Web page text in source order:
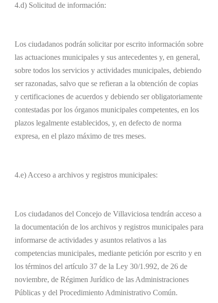
4.d) Solicitud de información:
Los ciudadanos podrán solicitar por escrito información sobre
las actuaciones municipales y sus antecedentes y, en general,
sobre todos los servicios y actividades municipales, debiendo
ser razonadas, salvo que se refieran a la obtención de copias
y certificaciones de acuerdos y debiendo ser obligatoriamente
contestadas por los órganos municipales competentes, en los
plazos legalmente establecidos, y, en defecto de norma
expresa, en el plazo máximo de tres meses.
4.e) Acceso a archivos y registros municipales:
Los ciudadanos del Concejo de Villaviciosa tendrán acceso a
la documentación de los archivos y registros municipales para
informarse de actividades y asuntos relativos a las
competencias municipales, mediante petición por escrito y en
los términos del artículo 37 de la Ley 30/1.992, de 26 de
noviembre, de Régimen Jurídico de las Administraciones
Públicas y del Procedimiento Administrativo Común.